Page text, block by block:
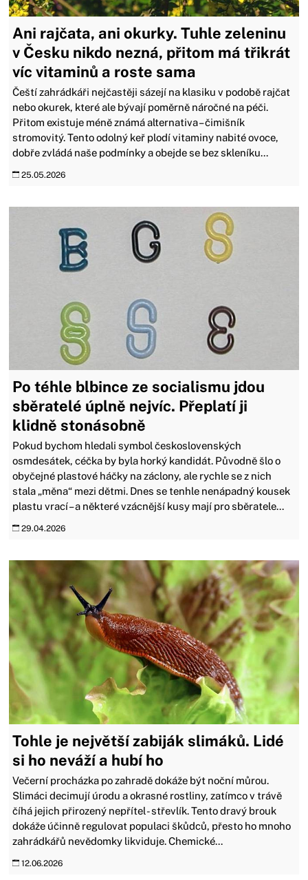
Ani rajčata, ani okurky. Tuhle zeleninu
v Česku nikdo nezná, přitom má třikrát
víc vitaminů a roste sama
Čeští zahrádkáři nejčastěji sázejí na klasiku v podobě rajčat
nebo okurek, které ale bývají poměrně náročné na péči.
Přitom existuje méně známá alternativa – čimišník
stromovitý. Tento odolný keř plodí vitaminy nabité ovoce,
dobře zvládá naše podmínky a obejde se bez skleníku...
25.05.2026
Po téhle blbince ze socialismu jdou
sběratelé úplně nejvíc. Přeplatí ji
klidně stonásobně
Pokud bychom hledali symbol československých
osmdesátek, céčka by byla horký kandidát. Původně šlo o
obyčejné plastové háčky na záclony, ale rychle se z nich
stala „měna“ mezi dětmi. Dnes se tenhle nenápadný kousek
plastu vrací – a některé vzácnější kusy mají pro sběratele...
29.04.2026
Tohle je největší zabiják slimáků. Lidé
si ho neváží a hubí ho
Večerní procházka po zahradě dokáže být noční můrou.
Slimáci decimují úrodu a okrasné rostliny, zatímco v trávě
číhá jejich přirozený nepřítel - střevlík. Tento dravý brouk
dokáže účinně regulovat populaci škůdců, přesto ho mnoho
zahrádkářů nevědomky likviduje. Chemické...
12.06.2026